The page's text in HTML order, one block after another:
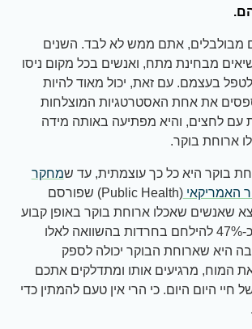
מבולבלים, אתם ממש לא לבד. השנים
מבחינת מתח, ואנשים בכל מקום ניסו
לטפל בעצמם. עם זאת, יכול מאוד להיות
את אחת האסטרטגיות המוצלחות
עם לחצים, והיא מפתיעה באותה מידה
ארוחת בוקר.
בוקר היא כל כך עוצמתית, עד שמחקר
האמריקאי
(Public Health) שפורסם
2019 מצא שאנשים שאכלו ארוחת בוקר באופן קבוע
היו בסיכון נמוך בכ-47% להילחם בחרדות בהשוואה לאלו
היא שארוחת הבוקר יכולה לספק
המוח, מרגיעים אותו ומתדלקים אתכם
היום היום. כי הרי אין טעם להמתין כדי